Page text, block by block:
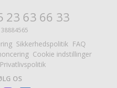
23 63 66 33
38884565
Sikkerhedspolitik FAQ
Cookie indstillinger
Privatlivspolitik
OS